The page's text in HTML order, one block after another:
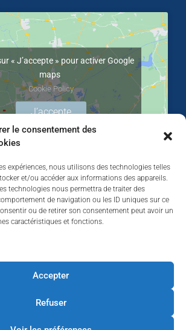
le consentement des
expériences, nous utilisons des technologies telles
et/ou accéder aux informations des appareils.
technologies nous permettra de traiter des
de navigation ou les ID uniques sur ce
ou de retirer son consentement peut avoir un
caractéristiques et fonctions.
Accepter
Refuser
« J’accepte » pour activer Google
maps
Cookie Policy
J’accepte